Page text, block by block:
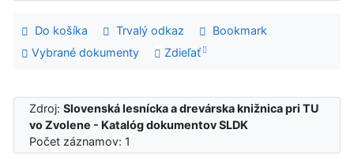
Do košíka Trvalý odkaz
Bookmark
Vybrané dokumenty
Zdieľať
Zdroj:Slovenská lesnícka a drevárska knižnica pri TU
vo Zvolene - Katalóg dokumentov SLDK
Počet záznamov: 1